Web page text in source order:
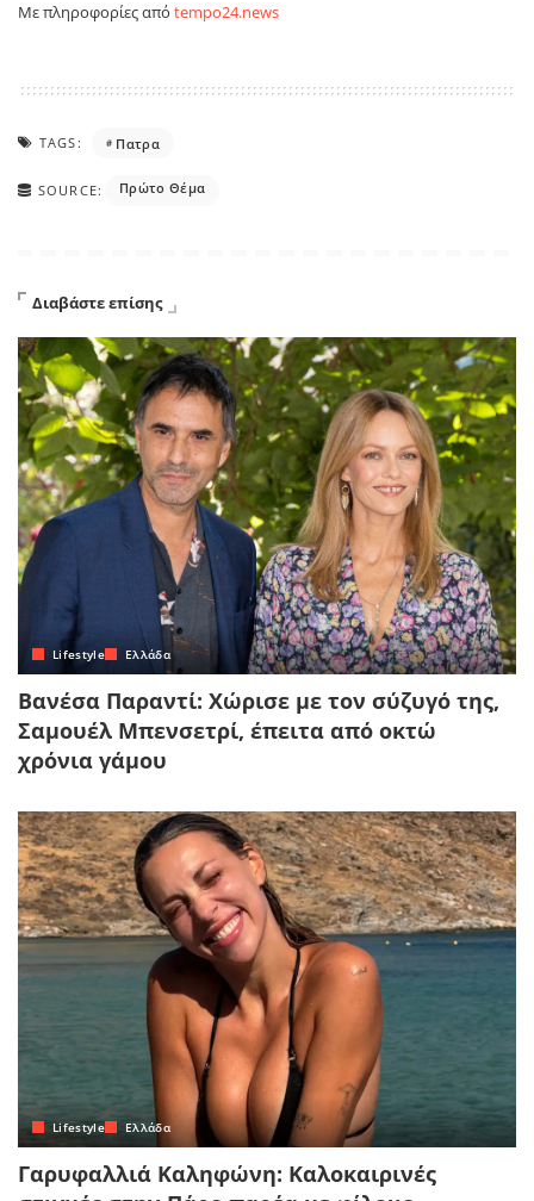
Με πληροφορίες από tempo24.news
TAGS: Πατρα
SOURCE: Πρώτο Θέμα
Διαβάστε επίσης
Lifestyle Ελλάδα
Βανέσα Παραντί: Χώρισε με τον σύζυγό της,
Σαμουέλ Μπενσετρί, έπειτα από οκτώ
χρόνια γάμου
Lifestyle Ελλάδα
Γαρυφαλλιά Καληφώνη: Καλοκαιρινές